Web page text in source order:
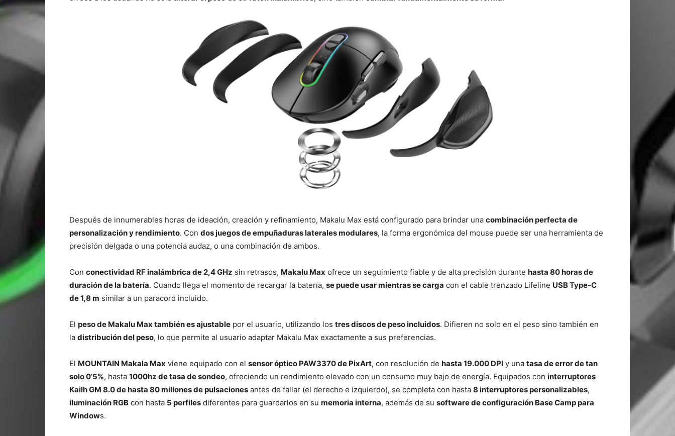
Después de innumerables horas de ideación, creación y refinamiento, Makalu Max está configurado para brindar una combinación perfecta de
personalización y rendimiento. Con dos juegos de empuñaduras laterales modulares, la forma ergonómica del mouse puede ser una herramienta de
precisión delgada o una potencia audaz, o una combinación de ambos.
Con conectividad RF inalámbrica de 2,4 GHz sin retrasos, Makalu Max ofrece un seguimiento fiable y de alta precisión durante hasta 80 horas de
duración de la batería. Cuando llega el momento de recargar la batería, se puede usar mientras se carga con el cable trenzado Lifeline USB Type-C
de 1,8 m similar a un paracord incluido.
El peso de Makalu Max también es ajustable por el usuario, utilizando los tres discos de peso incluidos. Difieren no solo en el peso sino también en
la distribución del peso, lo que permite al usuario adaptar Makalu Max exactamente a sus preferencias.
El MOUNTAIN Makala Max viene equipado con el sensor óptico PAW3370 de PixArt, con resolución de hasta 19.000 DPI y una tasa de error de tan
solo 0’5%, hasta 1000hz de tasa de sondeo, ofreciendo un rendimiento elevado con un consumo muy bajo de energía. Equipados con interruptores
Kailh GM 8.0 de hasta 80 millones de pulsaciones antes de fallar (el derecho e izquierdo), se completa con hasta 8 interruptores personalizables,
iluminación RGB con hasta 5 perfiles diferentes para guardarlos en su memoria interna, además de su software de configuración Base Camp para
Windows.